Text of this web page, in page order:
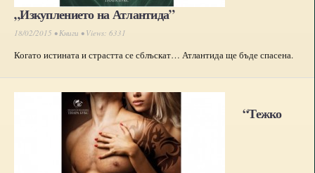
„Изкуплението на Атлантида”
18/02/2015 •Книги • Views: 6331
Когато истината и страстта се сблъскат… Атлантида ще бъде спасена.
“Тежко